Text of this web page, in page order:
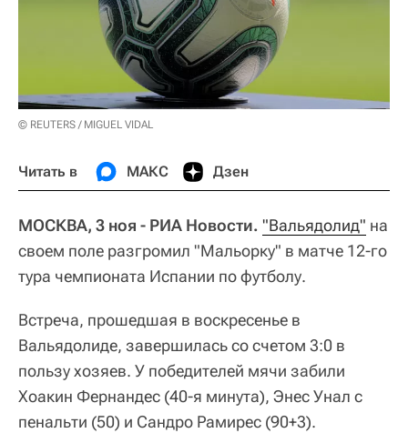
© REUTERS / MIGUEL VIDAL
Читать в МАКС Дзен
МОСКВА, 3 ноя - РИА Новости. "Вальядолид" на
своем поле разгромил "Мальорку" в матче 12-го
тура чемпионата Испании по футболу.
Встреча, прошедшая в воскресенье в
Вальядолиде, завершилась со счетом 3:0 в
пользу хозяев. У победителей мячи забили
Хоакин Фернандес (40-я минута), Энес Унал с
пенальти (50) и Сандро Рамирес (90+3).